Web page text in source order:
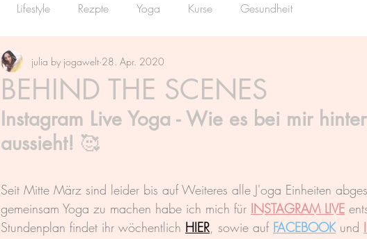
Lifestyle Rezpte Yoga Kurse Gesundheit
BEHIND THE SCENES
julia by jogawelt 28. Apr. 2020
Instagram Live Yoga - Wie es bei mir
aussieht! 🥰
Seit Mitte März sind leider bis auf Weiteres alle J'oga Einheiten
gemeinsam Yoga zu machen habe ich mich für INSTAGRAM LIVE
Stundenplan findet ihr wöchentlich HIER, sowie auf FACEBOOK und